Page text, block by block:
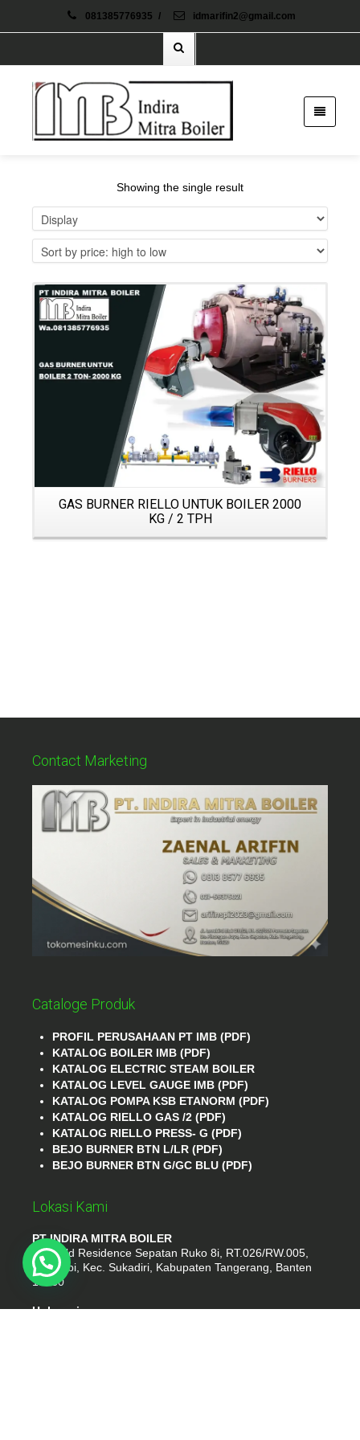
081385776935 / idmarifin2@gmail.com
Showing the single result
GAS BURNER RIELLO UNTUK BOILER 2000
KG / 2 TPH
Contact Marketing
Cataloge Produk
PROFIL PERUSAHAAN PT IMB (PDF)
KATALOG BOILER IMB (PDF)
KATALOG ELECTRIC STEAM BOILER
KATALOG LEVEL GAUGE IMB (PDF)
KATALOG POMPA KSB ETANORM (PDF)
KATALOG RIELLO GAS /2 (PDF)
KATALOG RIELLO PRESS- G (PDF)
BEJO BURNER BTN L/LR (PDF)
BEJO BURNER BTN G/GC BLU (PDF)
Lokasi Kami
PT INDIRA MITRA BOILER
Emerald Residence Sepatan Ruko 8i, RT.026/RW.005,
Kosambi, Kec. Sukadiri, Kabupaten Tangerang, Banten
15530
Hubungi